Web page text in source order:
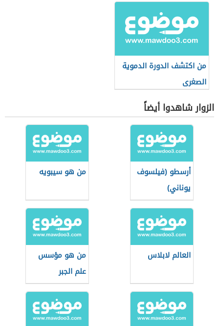
من اكتشف الدورة الدموية
الصغرى
الزوار شاهدوا أيضاً
أرسطو (فيلسوف
يوناني)
من هو سيبويه
العالم لابلاس
من هو مؤسس
علم الجبر